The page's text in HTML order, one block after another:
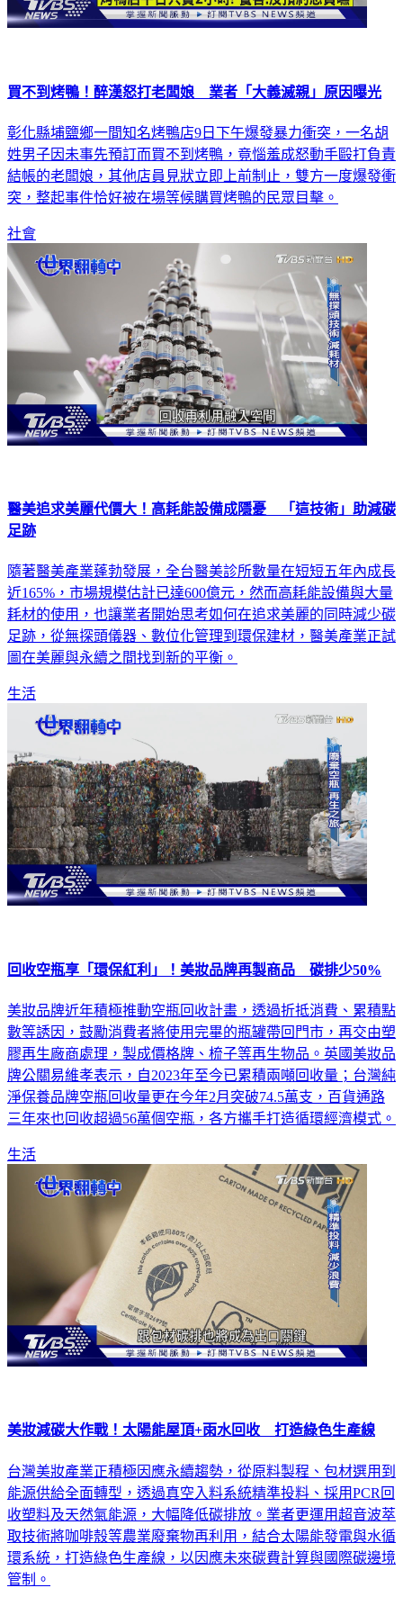
買不到烤鴨！醉漢怒打老闆娘 業者「大義滅親」原因曝光
彰化縣埔鹽鄉一間知名烤鴨店9日下午爆發暴力衝突，一名胡
姓男子因未事先預訂而買不到烤鴨，竟惱羞成怒動手毆打負責
結帳的老闆娘，其他店員見狀立即上前制止，雙方一度爆發衝
突，整起事件恰好被在場等候購買烤鴨的民眾目擊。
社會
醫美追求美麗代價大！高耗能設備成隱憂 「這技術」助減碳
足跡
隨著醫美產業蓬勃發展，全台醫美診所數量在短短五年內成長
近165%，市場規模估計已達600億元，然而高耗能設備與大量
耗材的使用，也讓業者開始思考如何在追求美麗的同時減少碳
足跡，從無探頭儀器、數位化管理到環保建材，醫美產業正試
圖在美麗與永續之間找到新的平衡。
生活
回收空瓶享「環保紅利」！美妝品牌再製商品 碳排少50%
美妝品牌近年積極推動空瓶回收計畫，透過折抵消費、累積點
數等誘因，鼓勵消費者將使用完畢的瓶罐帶回門市，再交由塑
膠再生廠商處理，製成價格牌、梳子等再生物品。英國美妝品
牌公關易維孝表示，自2023年至今已累積兩噸回收量；台灣純
淨保養品牌空瓶回收量更在今年2月突破74.5萬支，百貨通路
三年來也回收超過56萬個空瓶，各方攜手打造循環經濟模式。
生活
美妝減碳大作戰！太陽能屋頂+雨水回收 打造綠色生產線
台灣美妝產業正積極因應永續趨勢，從原料製程、包材選用到
能源供給全面轉型，透過真空入料系統精準投料、採用PCR回
收塑料及天然氣能源，大幅降低碳排放。業者更運用超音波萃
取技術將咖啡殼等農業廢棄物再利用，結合太陽能發電與水循
環系統，打造綠色生產線，以因應未來碳費計算與國際碳邊境
管制。